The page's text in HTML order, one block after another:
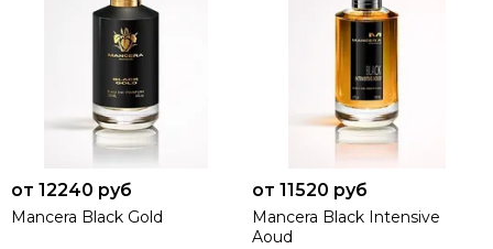
от 12240 руб
Mancera Black Gold
от 11520 руб
Mancera Black Intensive
Aoud